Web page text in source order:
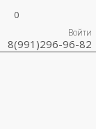
Войти
0
8(991)296-96-82